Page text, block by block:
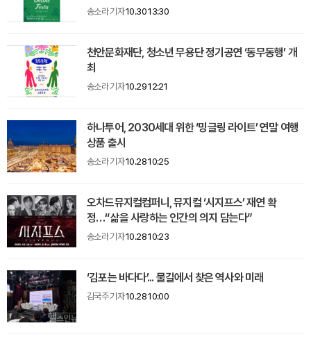
송소라 기자10.30 13:30
천안문화재단, 청소년 무용단 정기공연 ‘동무동행’ 개
최
송소라 기자10.29 12:21
하나투어, 2030세대 위한 ‘밍글링 라이트’ 연말 여행
상품 출시
송소라 기자10.28 10:25
오차드뮤지컬컴퍼니, 뮤지컬 ‘시지프스’ 재연 확
정…“삶을 사랑하는 인간의 의지 담는다”
송소라 기자10.28 10:23
‘김포는 바다다’... 물길에서 찾은 역사와 미래
김국주 기자10.28 10:00